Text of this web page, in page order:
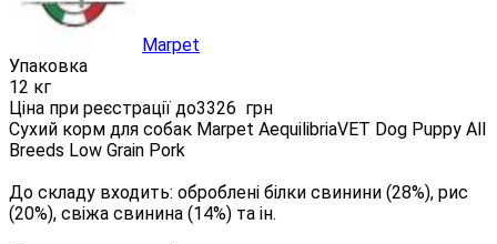
Marpet
Упаковка
12 кг
Ціна при реєстрації до3326 грн
Сухий корм для собак Marpet AequilibriaVET Dog Puppy All
Breeds Low Grain Pork
До складу входить: оброблені білки свинини (28%), рис
(20%), свіжа свинина (14%) та ін.